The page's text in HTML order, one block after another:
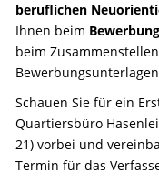
beruflichen
Ihnen beim
beim
Schauen Sie für ein
Quartiersbüro
21) vorbei und
Termin für das